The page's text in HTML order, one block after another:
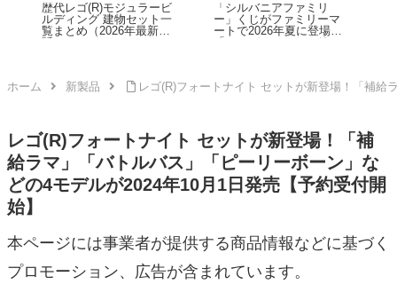
歴代レゴ(R)モジュラービ
ルディング 建物セット一
覧まとめ（2026年最新
版）
「シルバニアファミリ
ー」くじがファミリーマ
ートで2026年夏に登場！
「シルバニアファミリー
ホーム 新製品 レゴ(R)フォートナイト セットが新登場！「補給
レゴ(R)フォートナイト セットが新登場！「補
給ラマ」「バトルバス」「ピーリーボーン」な
どの4モデルが2024年10月1日発売【予約受付開
始】
本ページには事業者が提供する商品情報などに基づく
プロモーション、広告が含まれています。